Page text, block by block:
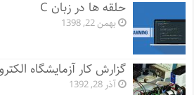
حلقه ها در زبان C
بهمن 22, 1398
گزارش کار آزمایشگاه
آذر 28, 1392